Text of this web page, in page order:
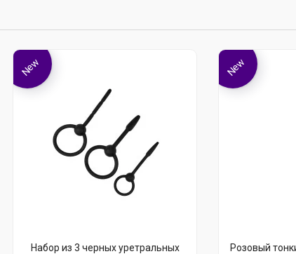
New
Набор из 3 черных уретральных
New
Розовый